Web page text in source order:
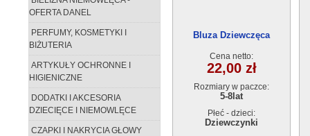
OFERTA DANEL
PERFUMY, KOSMETYKI I
BIŻUTERIA
ARTYKUŁY OCHRONNE I
HIGIENICZNE
DODATKI I AKCESORIA
DZIECIĘCE I NIEMOWLĘCE
CZAPKI I NAKRYCIA GŁOWY
Bluza Dziewczęca
Cena netto:
22,00 zł
Rozmiary w paczce:
5-8lat
Płeć - dzieci:
Dziewczynki